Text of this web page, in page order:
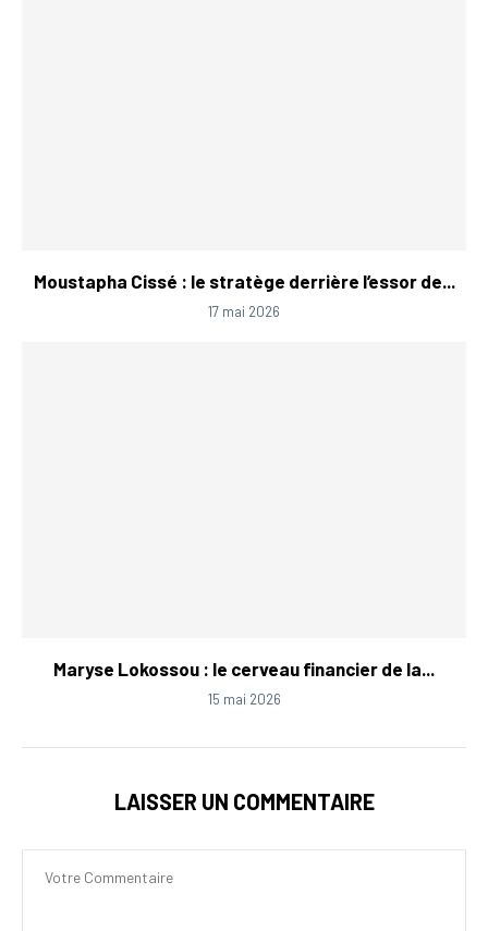
Moustapha Cissé : le stratège derrière l’essor de...
17 mai 2026
Maryse Lokossou : le cerveau financier de la...
15 mai 2026
LAISSER UN COMMENTAIRE